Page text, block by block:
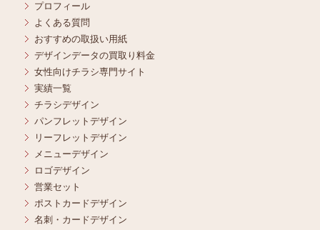
プロフィール
よくある質問
おすすめの取扱い用紙
デザインデータの買取り料金
女性向けチラシ専門サイト
実績一覧
チラシデザイン
パンフレットデザイン
リーフレットデザイン
メニューデザイン
ロゴデザイン
営業セット
ポストカードデザイン
名刺・カードデザイン